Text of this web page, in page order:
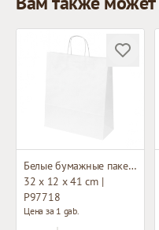
Белые бумажные пакеты с плетёными ручками
32 x 12 x 41 cm |
P97718
Цена за 1 gab.